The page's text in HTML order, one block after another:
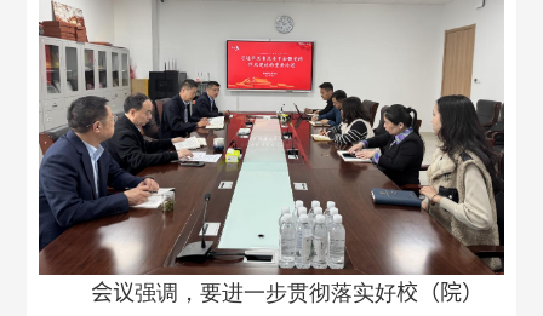
会议强调，要进一步贯彻落实好校（院）